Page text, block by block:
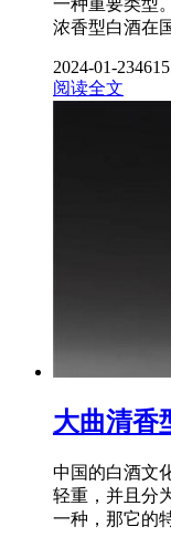
浓香型白酒在
2024-01-234615
阅读全文
大曲清香
中国的白酒文
轻重，并且分
一种，那它的